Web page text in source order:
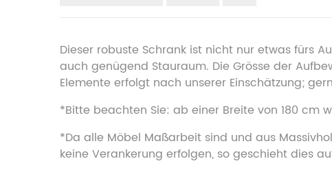
Dieser robuste Schrank ist nicht nur etwas fürs
auch genügend Stauraum. Die Grösse der
Elemente erfolgt nach unserer Einschätzung;
*Bitte beachten Sie: ab einer Breite von 180 cm
*Da alle Möbel Maßarbeit sind und aus
keine Verankerung erfolgen, so geschieht dies